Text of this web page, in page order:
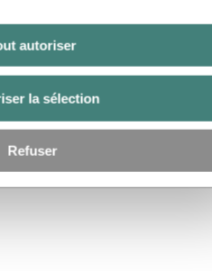
autoriser
la sélection
Refuser